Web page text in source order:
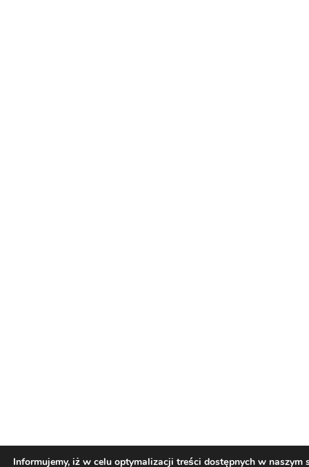
Informujemy, iż w celu optymalizacji treści dostępnych w